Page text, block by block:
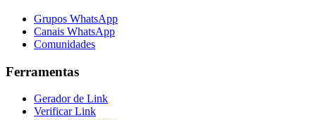
Grupos WhatsApp
Canais WhatsApp
Comunidades
Ferramentas
Gerador de Link
Verificar Link